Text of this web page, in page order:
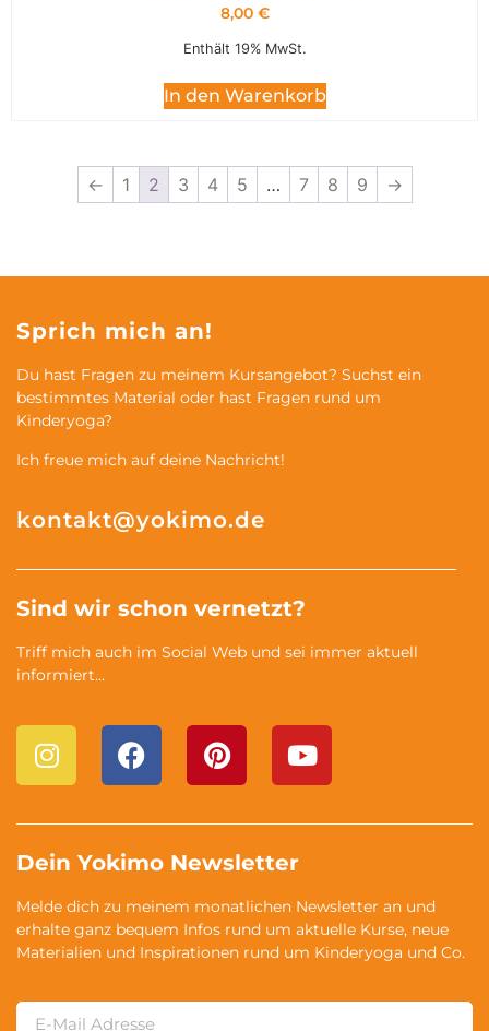
8,00 €
Enthält 19% MwSt.
In den Warenkorb
← 1 2 3 4 5 … 7 8 9 →
Sprich mich an!
Du hast Fragen zu meinem Kursangebot? Suchst ein
bestimmtes Material oder hast Fragen rund um
Kinderyoga?
Ich freue mich auf deine Nachricht!
kontakt@yokimo.de
Sind wir schon vernetzt?
Triff mich auch im Social Web und sei immer aktuell
informiert…
Dein Yokimo Newsletter
Melde dich zu meinem monatlichen Newsletter an und
erhalte ganz bequem Infos rund um aktuelle Kurse, neue
Materialien und Inspirationen rund um Kinderyoga und Co.